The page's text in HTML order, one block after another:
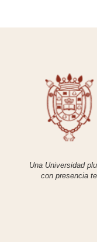
Una Universidad
con presencia